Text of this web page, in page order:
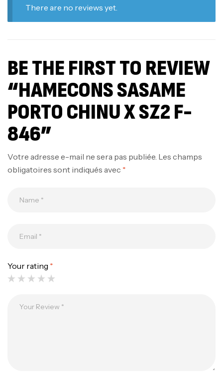
There are no reviews yet.
BE THE FIRST TO REVIEW
“HAMECONS SASAME
PORTO CHINU X SZ2 F-
846”
Votre adresse e-mail ne sera pas publiée. Les champs
obligatoires sont indiqués avec *
Your rating *
1.83m 120/250gr 30kg